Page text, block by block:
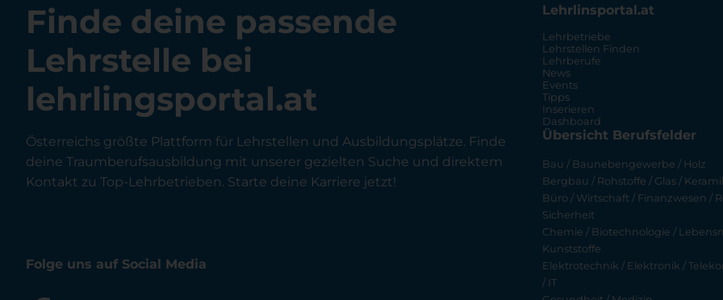
Finde deine passende
Lehrstelle bei
lehrlingsportal.at
Österreichs größte Plattform für Lehrstellen und Ausbildungsplätze. Finde
deine Traumberufsausbildung mit unserer gezielten Suche und direktem
Kontakt zu Top-Lehrbetrieben. Starte deine Karriere jetzt!
Folge uns auf Social Media
Lehrlinsportal.at
Lehrbetriebe
Lehrstellen Finden
Lehrberufe
News
Events
Tipps
Inserieren
Dashboard
Übersicht Berufsfelder
Bau / Baunebengewerbe / Holz
Bergbau / Rohstoffe / Glas /
Büro / Wirtschaft / Finanzwesen /
Sicherheit
Chemie / Biotechnologie /
Kunststoffe
Elektrotechnik / Elektronik /
/ IT